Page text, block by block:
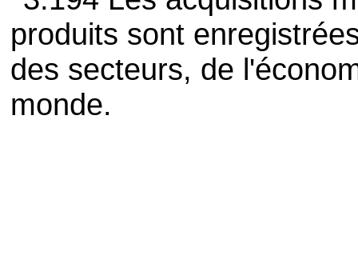
produits sont
des secteurs, de
monde.